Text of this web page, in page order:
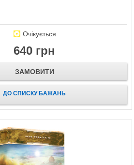
Очікується
640 грн
ЗАМОВИТИ
ДО СПИСКУ БАЖАНЬ